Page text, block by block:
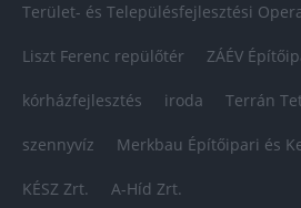
Terület- és Településfejlesztési
Liszt Ferenc repülőtér ZÁÉV
kórházfejlesztés iroda Terrán
szennyvíz Merkbau Építőipari és
KÉSZ Zrt. A-Híd Zrt.